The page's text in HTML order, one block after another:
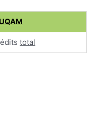
UQAM
total